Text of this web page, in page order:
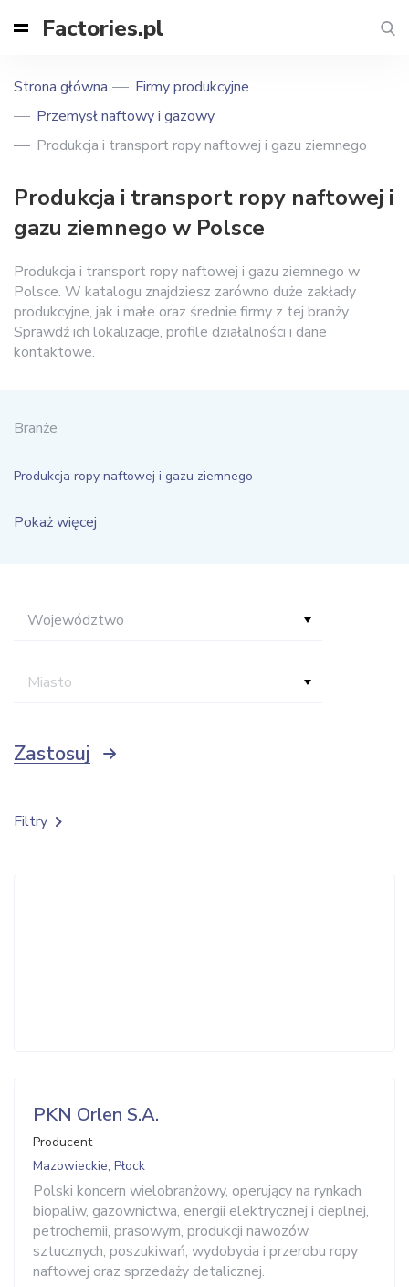
Factories.pl
Strona główna
Firmy produkcyjne
Przemysł naftowy i gazowy
Produkcja i transport ropy naftowej i gazu ziemnego
Produkcja i transport ropy naftowej i
gazu ziemnego w Polsce
Produkcja i transport ropy naftowej i gazu ziemnego w
Polsce. W katalogu znajdziesz zarówno duże zakłady
produkcyjne, jak i małe oraz średnie firmy z tej branży.
Sprawdź ich lokalizacje, profile działalności i dane
kontaktowe.
Branże
Produkcja ropy naftowej i gazu ziemnego
Pokaż więcej
Województwo
Miasto
Zastosuj
PKN Orlen S.A.
Producent
Mazowieckie, Płock
Polski koncern wielobranżowy, operujący na rynkach
biopaliw, gazownictwa, energii elektrycznej i cieplnej,
petrochemii, prasowym, produkcji nawozów
sztucznych, poszukiwań, wydobycia i przerobu ropy
naftowej oraz sprzedaży detalicznej.
Filtry